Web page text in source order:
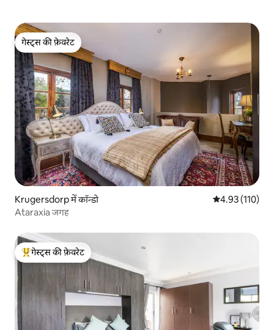
गेस्ट्स की फ़ेवरेट
गेस्ट्स की फ़ेवरेट
Krugersdorp में कॉन्डो औसत रेटिंग 5 में से
4.93 (110)
Ataraxia जगह
गेस्ट्स का टॉप फ़ेवरेट
गेस्ट्स की फ़ेवरेट